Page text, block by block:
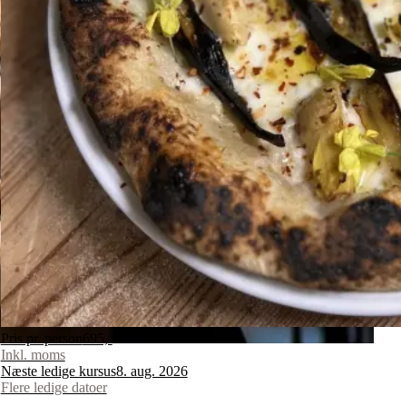
Pris pr. person
695,-
Inkl. moms
Næste ledige kursus8. aug. 2026
Flere ledige datoer